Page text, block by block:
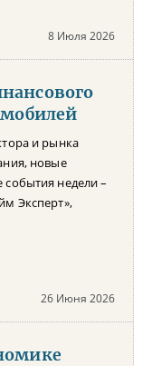
8 Июля 2026
и рынка
новые
недели –
Эксперт»,
26 Июня 2026